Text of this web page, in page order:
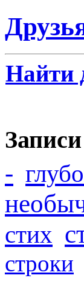
Найти
-
стих
строки